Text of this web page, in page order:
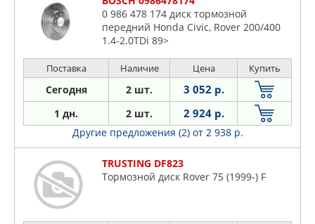
0 986 478 174 диск тормозной
передний Honda Civic, Rover 200/400
1.4-2.0TDi 89>
Поставка Наличие Цена Купить
Сегодня 2 шт. 3 052 р.
1 дн. 2 шт. 2 924 р.
Другие предложения (2) от 2 938 р.
TRUSTING DF823
Тормозной диск Rover 75 (1999-) F